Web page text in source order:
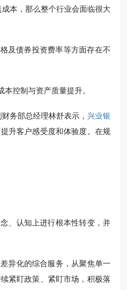
本，那么整个行业会面临很大
及债券投资费率等方面存在不
控制与资产质量提升。
务部总经理林舒表示， 兴业银
升客户感受度和体验度。在规
、认知上进行根本性转变，并
异化的综合服务，从聚焦单一
紧盯政策、紧盯市场，积极落